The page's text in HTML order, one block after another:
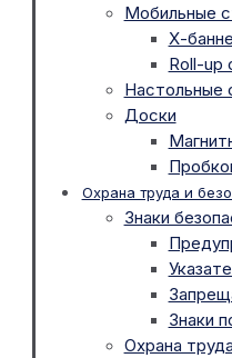
Мобильные
Х-
Roll-up
Настольные
Доски
Охрана труда и
Знаки
Знаки
Охрана труда